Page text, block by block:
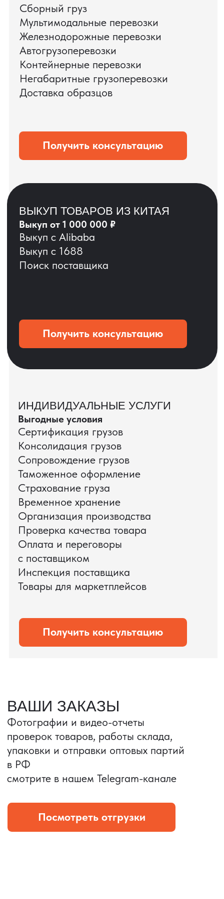
ДО ОПЛАТЫ?
ОСТАВЬТЕ ЗАЯВКУ
Мы вернёмся с расчётом и фото после
технической проверки
Оставить заявку
КЕЙС ПАО «РОСТЕЛЕКОМ»
ПАО «Ростелеком» доверяет нам полный
цикл международных поставок — от
поиска и проверки поставщиков до
доставки оборудования.
Мы обеспечили полный цикл работ:
проверку продукции, логистику,
таможенное оформление и контроль
сроков. В результате все товары были
доставлены точно в срок и без
дополнительных рисков.
PRO TORG — проверенный партнёр по
международной логистике для ведущих
федеральных компаний.
Портативные колонки
Колонка с шнуром
зарядным, без коробки
и ложемента (эвы).
Магнитная зарядка 3в1.
15w.
Комплект: устройство +
провод Type C.
КОНТРОЛЬ КАЧЕСТВА
Проверка по ТЗ включает: